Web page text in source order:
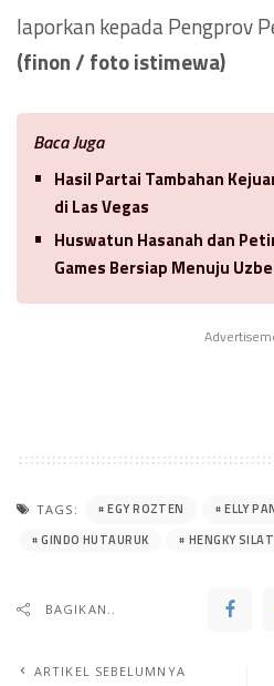
laporkan kepada Pengprov
(finon / foto istimewa)
Baca Juga
Hasil Partai Tambahan
di Las Vegas
Huswatun Hasanah dan
Games Bersiap Menuju
TAGS: EGY ROZTEN
ELLY
GINDO HUTAURUK
HENGKY
BAGIKAN..
ARTIKEL SEBELUMNYA